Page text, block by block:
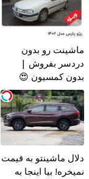
ماشینت رو بدون
دردسر بفروش |
بدون کمسیون 😍
دلال ماشینتو به قیمت
نمیخره! بیا اینجا به